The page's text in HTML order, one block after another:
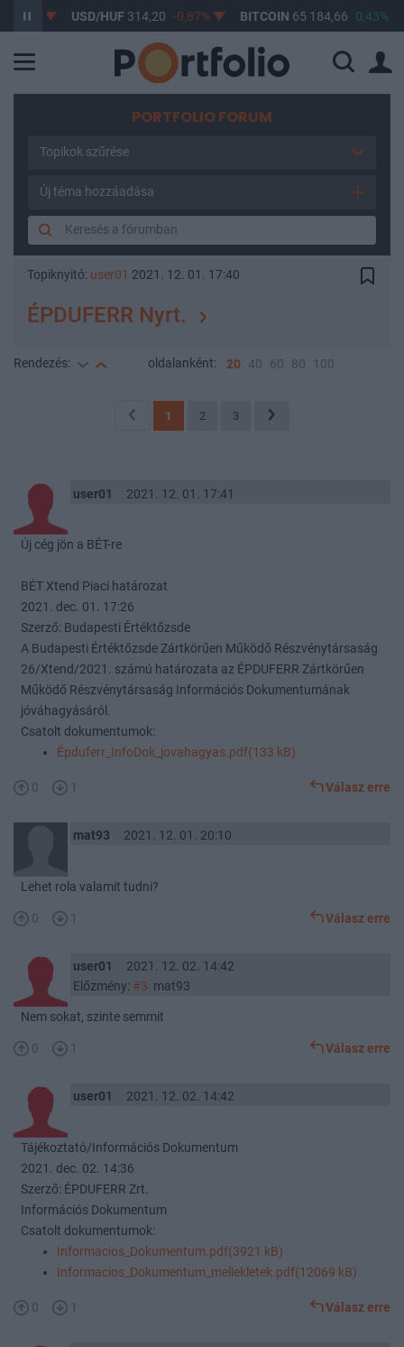
USD/HUF 314,20 -0,87% BITCOIN 65 184,66 0,43%
PORTFOLIO FORUM
Topikok szűrése
Új téma hozzáadása
Topiknyitó: user01 2021. 12. 01. 17:40
ÉPDUFERR Nyrt.
Rendezés: oldalanként: 20 40 60 80 100
1 2 3
user01 2021. 12. 01. 17:41
Új cég jön a BÉT-re
BÉT Xtend Piaci határozat
2021. dec. 01. 17:26
Szerző: Budapesti Értéktőzsde
A Budapesti Értéktőzsde Zártkörűen Működő Részvénytársaság
26/Xtend/2021. számú határozata az ÉPDUFERR Zártkörűen
Működő Részvénytársaság Információs Dokumentumának
jóváhagyásáról.
Csatolt dokumentumok:
Épduferr_InfoDok_jovahagyas.pdf(133 kB)
0 1 Válasz erre
mat93 2021. 12. 01. 20:10
Lehet rola valamit tudni?
0 1 Válasz erre
user01
2021. 12. 02. 14:42
Előzmény: #3 mat93
Nem sokat, szinte semmit
0 1 Válasz erre
user01 2021. 12. 02. 14:42
Tájékoztató/Információs Dokumentum
2021. dec. 02. 14:36
Szerző: ÉPDUFERR Zrt.
Információs Dokumentum
Csatolt dokumentumok:
Informacios_Dokumentum.pdf(3921 kB)
Informacios_Dokumentum_mellekletek.pdf(12069 kB)
0 1 Válasz erre